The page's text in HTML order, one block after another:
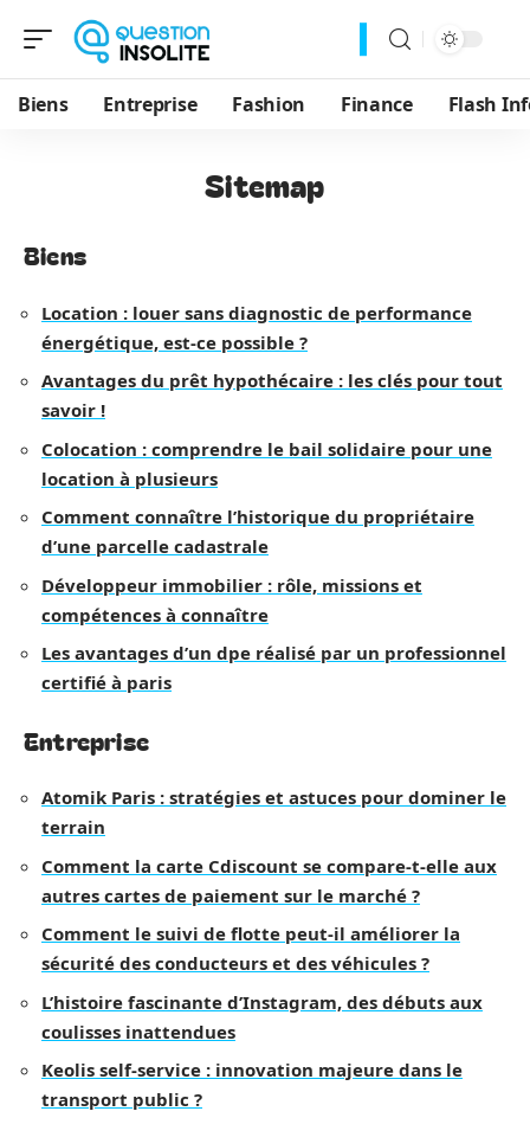
Biens Entreprise Fashion Finance Flash
Sitemap
Biens
Location : louer sans diagnostic de performance
énergétique, est-ce possible ?
Avantages du prêt hypothécaire : les clés pour tout
savoir !
Colocation : comprendre le bail solidaire pour une
location à plusieurs
Comment connaître l’historique du propriétaire
d’une parcelle cadastrale
Développeur immobilier : rôle, missions et
compétences à connaître
Les avantages d’un dpe réalisé par un professionnel
certifié à paris
Entreprise
Atomik Paris : stratégies et astuces pour dominer le
terrain
Comment la carte Cdiscount se compare-t-elle aux
autres cartes de paiement sur le marché ?
Comment le suivi de flotte peut-il améliorer la
sécurité des conducteurs et des véhicules ?
L’histoire fascinante d’Instagram, des débuts aux
coulisses inattendues
Keolis self-service : innovation majeure dans le
transport public ?